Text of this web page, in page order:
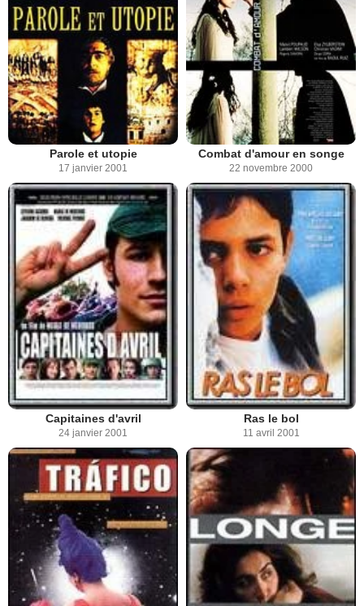
Parole et utopie
17 janvier 2001
Combat d'amour en songe
22 novembre 2000
Capitaines d'avril
24 janvier 2001
Ras le bol
11 avril 2001